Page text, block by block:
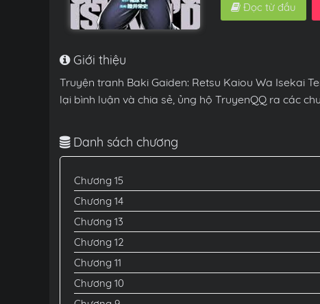
Đọc từ đầu
Giới thiệu
Truyện tranh Baki Gaiden: Retsu Kaiou Wa Isekai
lại bình luận và chia sẻ, ủng hộ TruyenQQ ra các
Danh sách chương
Chương 15
Chương 14
Chương 13
Chương 12
Chương 11
Chương 10